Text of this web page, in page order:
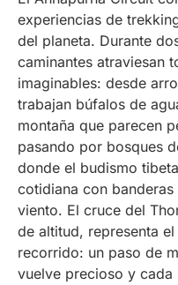
experiencias de
del planeta. Durante
caminantes atraviesan
imaginables: desde
trabajan búfalos de
montaña que parecen
pasando por bosques
donde el budismo
cotidiana con
viento. El cruce del
de altitud, representa
recorrido: un paso de
vuelve precioso y cada